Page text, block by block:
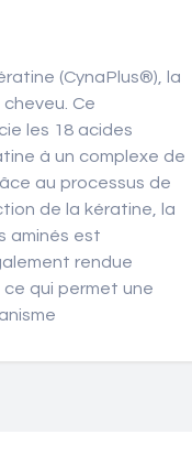
(CynaPlus®), la
Ce
les 18 acides
à un complexe de
au processus de
de la kératine, la
aminés est
rendue
qui permet une